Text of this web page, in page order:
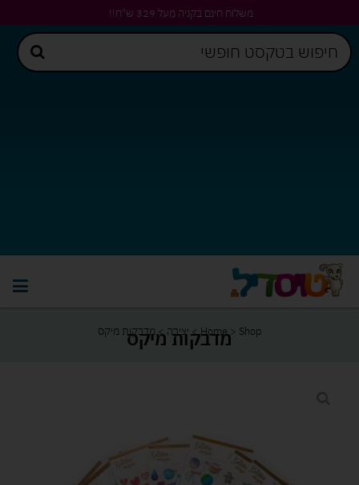
משלוח חינם בקניה מעל 329 ש"ח!!
Home> Shop
>יצירה >מדבקות מיקסמדבקות מיקס